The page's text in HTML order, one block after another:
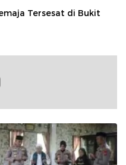
Tersesat di Bukit